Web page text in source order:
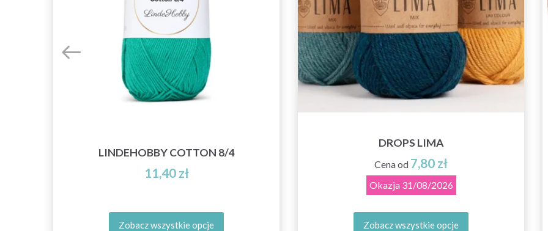
LINDEHOBBY COTTON 8/4
11,40 zł
Zobacz wszystkie opcje
DROPS LIMA
Cena od 7,80 zł
Okazja 31/08/2026
Zobacz wszystkie opcje